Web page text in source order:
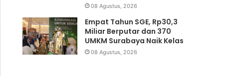
08 Agustus, 2026
Empat Tahun SGE, Rp30,3
Miliar Berputar dan 370
UMKM Surabaya Naik Kelas
08 Agustus, 2026